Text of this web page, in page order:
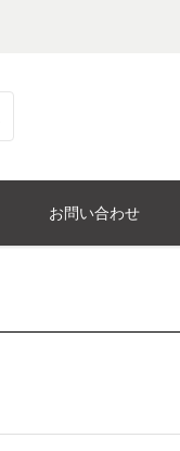
お問い合わせ